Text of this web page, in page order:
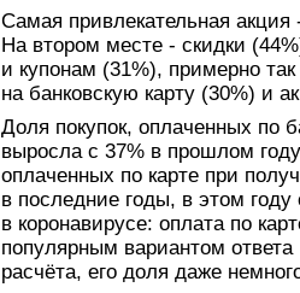
Самая привлекательная
На втором месте - скидки
и купонам (31%), примерно
на банковскую карту (30%) и
Доля покупок, оплаченных по
выросла с 37% в прошлом
оплаченных по карте при
в последние годы, в этом
в коронавирусе: оплата по
популярным вариантом
расчёта, его доля даже